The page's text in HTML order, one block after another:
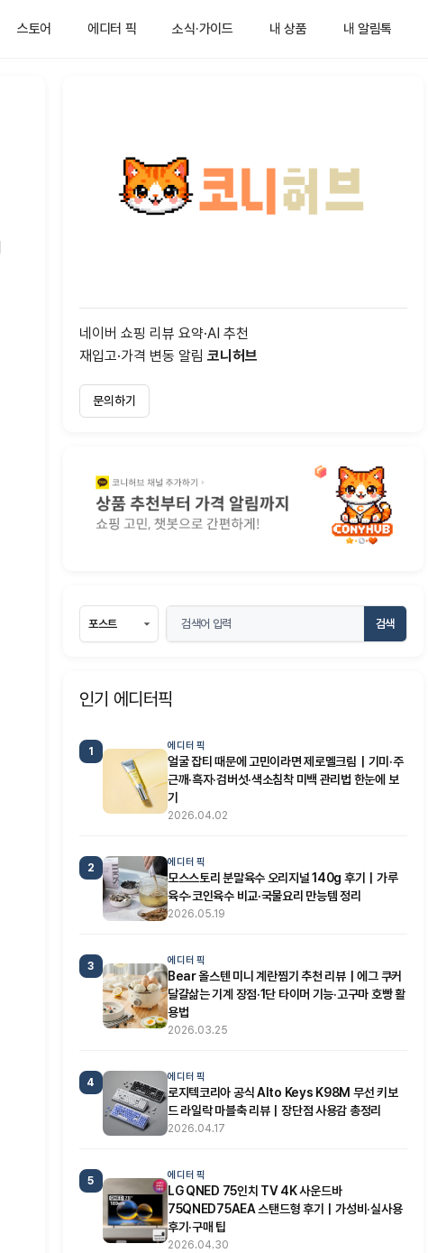
스토어 에디터 픽 소식·가이드 내 상품 내 알림톡
네이버 쇼핑 리뷰 요약·AI 추천
재입고·가격 변동 알림 코니허브
문의하기
검색
인기 에디터픽
1 에디터 픽
얼굴 잡티 때문에 고민이라면 제로멜크림｜기미·주
근깨·흑자·검버섯·색소침착 미백 관리법 한눈에 보
기
2026.04.02
2 에디터 픽
모스스토리 분말육수 오리지널 140g 후기｜가루
육수·코인육수 비교·국물요리 만능템 정리
2026.05.19
3 에디터 픽
Bear 올스텐 미니 계란찜기 추천 리뷰｜에그 쿠커
달걀삶는 기계 장점·1단 타이머 기능·고구마 호빵 활
용법
2026.03.25
4 에디터 픽
로지텍코리아 공식 Alto Keys K98M 무선 키보
드 라일락 마블축 리뷰｜장단점 사용감 총정리
2026.04.17
5 에디터 픽
LG QNED 75인치 TV 4K 사운드바
75QNED75AEA 스탠드형 후기｜가성비·실사용
후기·구매 팁
2026.04.30